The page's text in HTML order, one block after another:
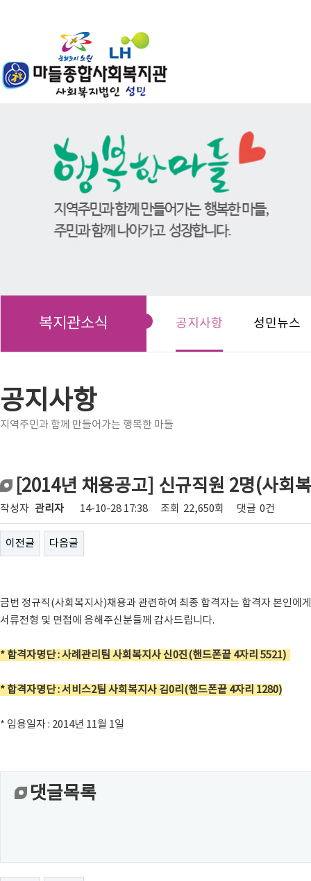
복지관소식 공지사항 성민뉴스
공지사항
지역주민과 함께 만들어가는 행복한 마들
[2014년 채용공고] 신규직원 2명(사회
작성자 관리자 14-10-28 17:38 조회 22,650회 댓글 0건
이전글 다음글
금번 정규직(사회복지사)채용과 관련하여 최종 합격자는 합격자 본인에
서류전형 및 면접에 응해주신분들께 감사드립니다.
* 합격자명단 : 사례관리팀 사회복지사 신0진(핸드폰끝 4자리 5521)
* 합격자명단 : 서비스2팀 사회복지사 김0리(핸드폰끝 4자리 1280)
* 임용일자 : 2014년 11월 1일
댓글목록